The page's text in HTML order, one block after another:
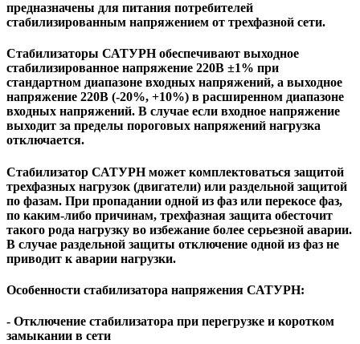
предназначены для питания потребителей
стабилизированным напряжением от трехфазной сети.
Стабилизаторы САТУРН обеспечивают выходное
стабилизированное напряжение 220В ±1% при
стандартном диапазоне входных напряжений, а выходное
напряжение 220В (-20%, +10%) в расширенном диапазоне
входных напряжений. В случае если входное напряжение
выходит за пределы пороговых напряжений нагрузка
отключается.
Стабилизатор САТУРН может комплектоваться защитой
трехфазных нагрузок (двигатели) или раздельной защитой
по фазам. При пропадании одной из фаз или перекосе фаз,
по каким-либо причинам, трехфазная защита обесточит
такого рода нагрузку во избежание более серьезной аварии.
В случае раздельной защиты отключение одной из фаз не
приводит к аварии нагрузки.
Особенности стабилизатора напряжения САТУРН:
- Отключение стабилизатора при перегрузке и коротком
замыкании в сети